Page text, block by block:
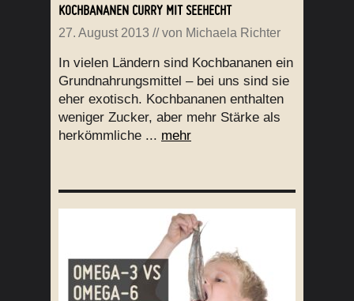
KOCHBANANEN CURRY MIT SEEHECHT
27. August 2013 // von Michaela Richter
In vielen Ländern sind Kochbananen ein
Grundnahrungsmittel – bei uns sind sie
eher exotisch. Kochbananen enthalten
weniger Zucker, aber mehr Stärke als
herkömmliche ... mehr